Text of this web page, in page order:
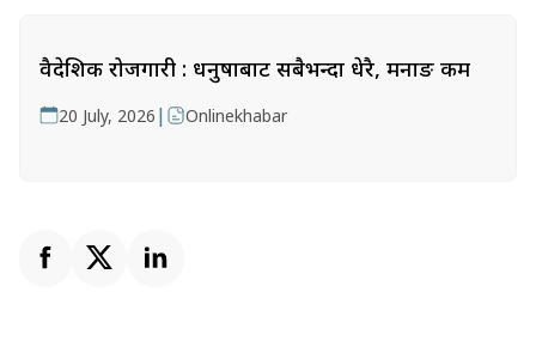
वैदेशिक रोजगारी : धनुषाबाट सबैभन्दा धेरै, मनाङ कम
20 July, 2026 | Onlinekhabar